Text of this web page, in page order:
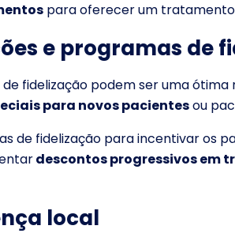
para oferecer um tratamento
e programas de
fidelização podem ser uma
para novos pacientesou
de fidelização para incentivar os
descontos progressivos em
local